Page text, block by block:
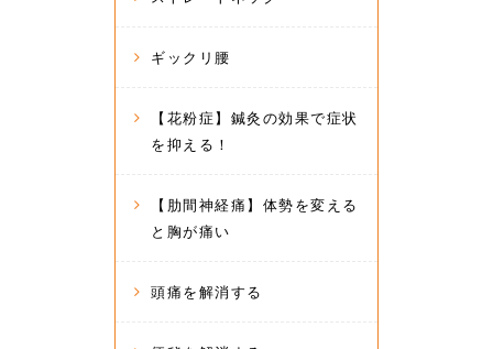
ギックリ腰
【花粉症】鍼灸の効果で症状
を抑える！
【肋間神経痛】体勢を変える
と胸が痛い
頭痛を解消する